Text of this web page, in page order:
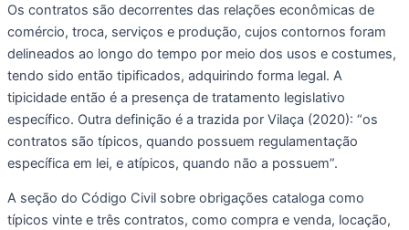
Os contratos são decorrentes das relações econômicas de
comércio, troca, serviços e produção, cujos contornos foram
delineados ao longo do tempo por meio dos usos e costumes,
tendo sido então tipificados, adquirindo forma legal. A
tipicidade então é a presença de tratamento legislativo
específico. Outra definição é a trazida por Vilaça (2020): “os
contratos são típicos, quando possuem regulamentação
específica em lei, e atípicos, quando não a possuem”.
A seção do Código Civil sobre obrigações cataloga como
típicos vinte e três contratos, como compra e venda, locação,